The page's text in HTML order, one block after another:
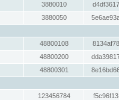
3880010
3880050
48800108
48800200
48800301
123456784